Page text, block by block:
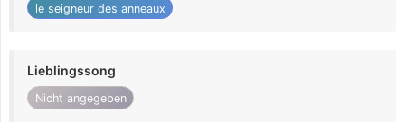
le seigneur des anneaux
Lieblingssong
Nicht angegeben